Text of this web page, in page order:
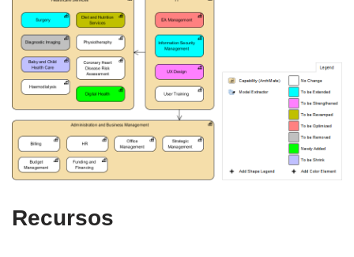
Recursos